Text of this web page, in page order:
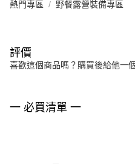
熱門專區 野餐露營裝備專區
評價
喜歡這個商品嗎？購買後給他一
一 必買清單 一